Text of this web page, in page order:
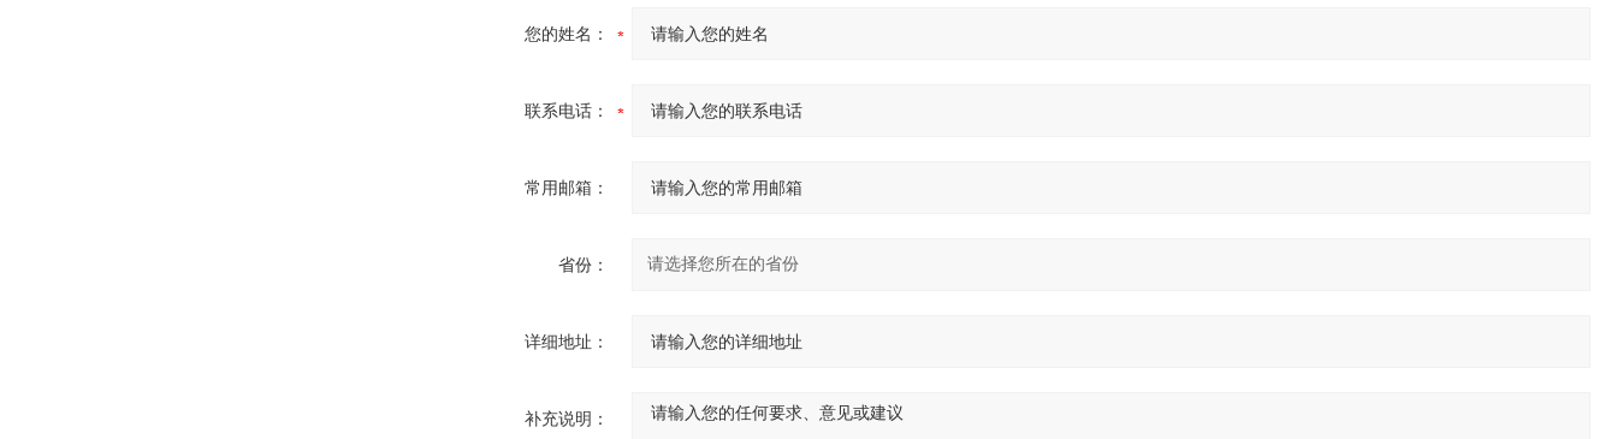
您的姓名：
联系电话：
常用邮箱：
省份：
详细地址：
补充说明：